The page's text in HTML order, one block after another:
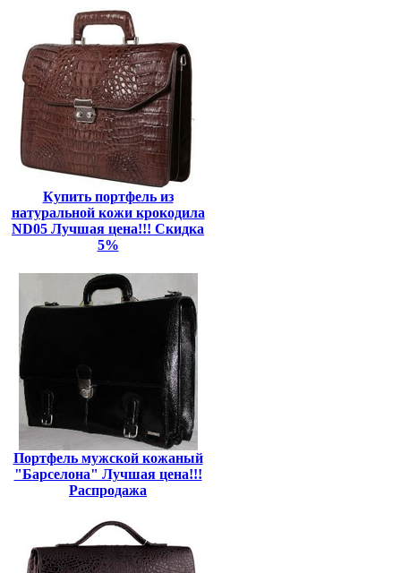
Купить портфель из
натуральной кожи крокодила
ND05 Лучшая цена!!! Скидка
5%
Портфель мужской кожаный
"Барселона" Лучшая цена!!!
Распродажа